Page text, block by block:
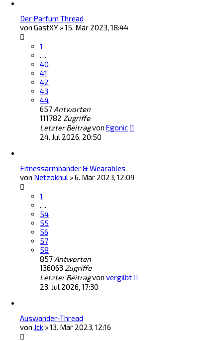
Der Parfum Thread
von GastXY »15. Mär 2023, 18:44
1
…
40
41
42
43
44
657 Antworten
111782 Zugriffe
Letzter Beitragvon Egonic
24. Jul 2026, 20:50
Fitnessarmbänder & Wearables
von Netzokhul »6. Mär 2023, 12:09
1
…
54
55
56
57
58
857 Antworten
136063 Zugriffe
Letzter Beitragvon vergilbt
23. Jul 2026, 17:30
Auswander-Thread
von Jck »13. Mär 2023, 12:16